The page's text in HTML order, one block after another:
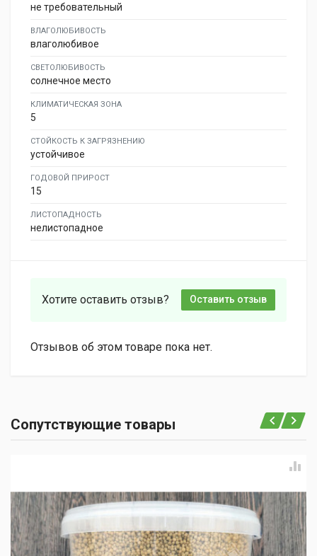
не требовательный
ВЛАГОЛЮБИВОСТЬ
влаголюбивое
СВЕТОЛЮБИВОСТЬ
солнечное место
КЛИМАТИЧЕСКАЯ ЗОНА
5
СТОЙКОСТЬ К ЗАГРЯЗНЕНИЮ
устойчивое
ГОДОВОЙ ПРИРОСТ
15
ЛИСТОПАДНОСТЬ
нелистопадное
Хотите оставить отзыв? Оставить отзыв
Отзывов об этом товаре пока нет.
Сопутствующие товары